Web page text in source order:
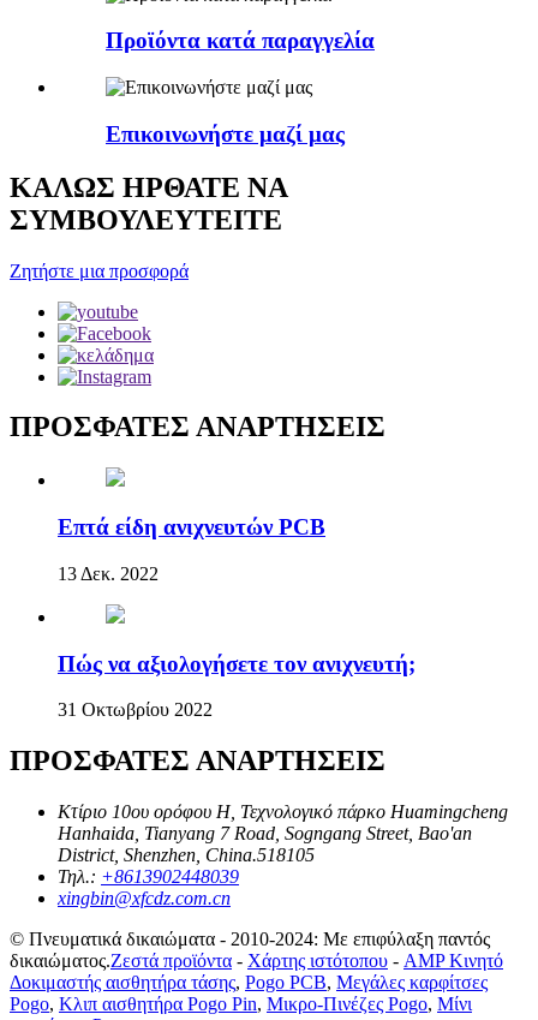
Προϊόντα κατά παραγγελία
Επικοινωνήστε μαζί μας
ΚΑΛΩΣ ΗΡΘΑΤΕ ΝΑ
ΣΥΜΒΟΥΛΕΥΤΕΙΤΕ
Ζητήστε μια προσφορά
ΠΡΟΣΦΑΤΕΣ ΑΝΑΡΤΗΣΕΙΣ
Επτά είδη ανιχνευτών PCB
13 Δεκ. 2022
Πώς να αξιολογήσετε τον ανιχνευτή;
31 Οκτωβρίου 2022
ΠΡΟΣΦΑΤΕΣ ΑΝΑΡΤΗΣΕΙΣ
Κτίριο 10ου ορόφου H, Τεχνολογικό πάρκο Huamingcheng
Hanhaida, Tianyang 7 Road, Sogngang Street, Bao'an
District, Shenzhen, China.518105
Τηλ.: +8613902448039
xingbin@xfcdz.com.cn
© Πνευματικά δικαιώματα - 2010-2024: Με επιφύλαξη παντός
δικαιώματος.Ζεστά προϊόντα - Χάρτης ιστότοπου - AMP Κινητό
Δοκιμαστής αισθητήρα τάσης, Pogo PCB, Μεγάλες καρφίτσες
Pogo, Κλιπ αισθητήρα Pogo Pin, Μικρο-Πινέζες Pogo, Μίνι